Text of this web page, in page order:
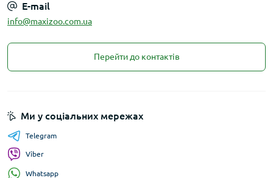
E-mail
info@maxizoo.com.ua
Перейти до контактів
Ми у соціальних мережах
Telegram
Viber
Whatsapp